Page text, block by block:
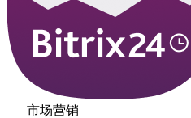
市场营销